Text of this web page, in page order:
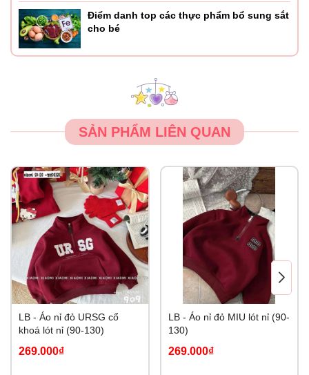
Điểm danh top các thực phẩm bổ sung sắt
cho bé
SẢN PHẨM LIÊN QUAN
LB - Áo nỉ đỏ URSG cổ
khoá lót nỉ (90-130)
269.000₫
LB - Áo nỉ đỏ MIU lót nỉ (90-
130)
269.000₫